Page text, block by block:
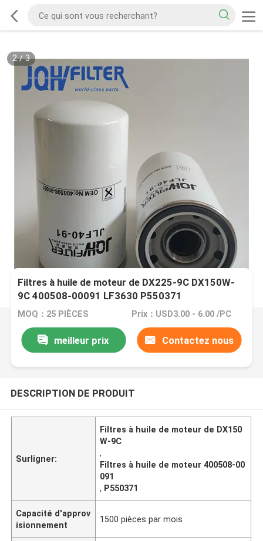
2/3
Filtres à huile de moteur de DX225-9C DX150W-
9C 400508-00091 LF3630 P550371
MOQ：25 PIÈCES Prix：USD3.00 - 6.00 /PC
meilleur prix Contactez nous
DESCRIPTION DE PRODUIT
Surligner:
Filtres à huile de moteur de DX150
W-9C
,
Filtres à huile de moteur 400508-00
091
, P550371
Capacité d'approv
isionnement
1500 pièces par mois